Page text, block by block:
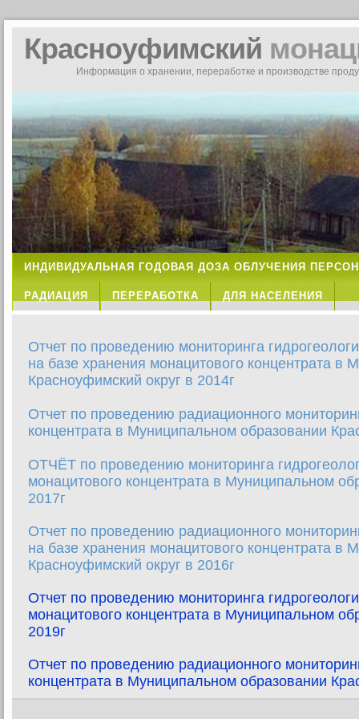
Красноуфимский
Информация о хранении, переработке и производстве
ИНДИВИДУАЛЬНАЯ ГОДОВАЯ ДОЗА ОБЛУЧЕНИЯ
РАДИАЦИЯ ПЕРЕРАБОТКА ДЛЯ НАСЕЛЕНИЯ
Отчет по проведению мониторинга
на базе хранения монацитового концентрата в
Красноуфимский округ в 2014г
Отчет по проведению радиационного
концентрата в Муниципальном образовании
ОТЧЁТ по проведению мониторинга
монацитового концентрата в Муниципальном
2017г
Отчет по проведению радиационного
на базе хранения монацитового концентрата в
Красноуфимский округ в 2016г
Отчет по проведению мониторинга
монацитового концентрата в Муниципальном
2019г
Отчет по проведению радиационного
концентрата в Муниципальном образовании